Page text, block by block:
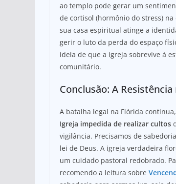
ao templo pode gerar um
de cortisol (hormônio do stress) na
sua casa espiritual atinge a
gerir o luto da perda do espaço
ideia de que a igreja sobrevive à
comunitário.
Conclusão: A
A batalha legal na Flórida
Igreja impedida de realizar cultos
vigilância. Precisamos de
lei de Deus. A igreja verdadeira
um cuidado pastoral redobrado.
recomendo a leitura sobre